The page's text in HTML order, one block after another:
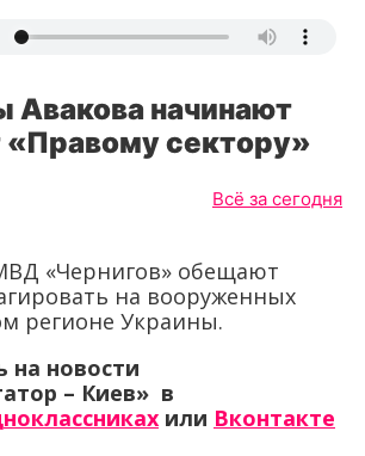
Авакова начинают
сектору»
Всё за сегодня
«Чернигов» обещают
на вооруженных
регионе Украины.
на новости
– Киев» в
или Вконтакте